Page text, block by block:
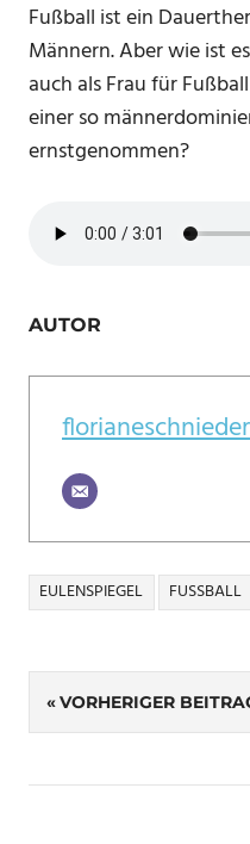
Fußball ist ein
Männern. Aber wie ist
auch als Frau für
einer so
ernstgenommen?
AUTOR
EULENSPIEGEL FUSSBALL
VORHERIGER